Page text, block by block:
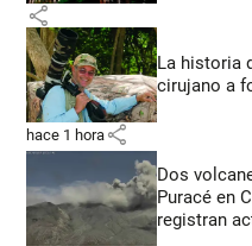
share
La historia
cirujano a
hace 1 hora share
Dos
Puracé en
registran